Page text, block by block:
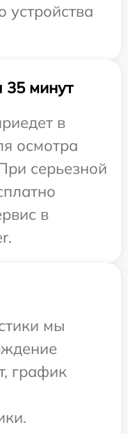
устройства
35 минут
в
осмотра
серьезной
в
мы
график